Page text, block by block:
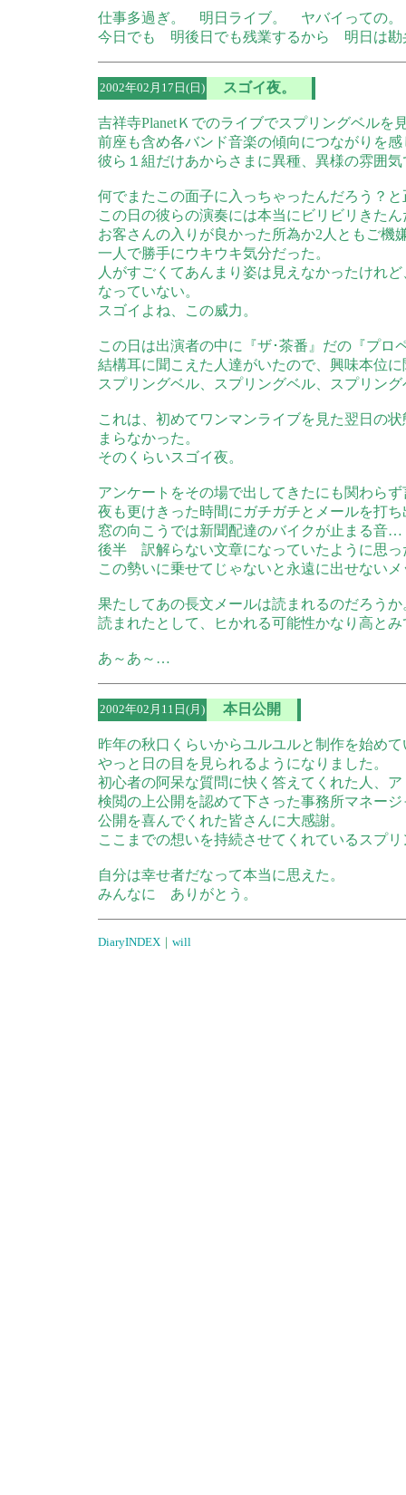
仕事多過ぎ。 明日ライブ。 ヤバイっての。
今日でも 明後日でも残業するから 明日は勘
2002年02月17日(日) スゴイ夜。
吉祥寺PlanetＫでのライブでスプリングベルを
前座も含め各バンド音楽の傾向につながりを感
彼ら１組だけあからさまに異種、異様の雰囲
何でまたこの面子に入っちゃったんだろう？
この日の彼らの演奏には本当にビリビリきたん
お客さんの入りが良かった所為か2人ともご機
一人で勝手にウキウキ気分だった。
人がすごくてあんまり姿は見えなかったけれ
なっていない。
スゴイよね、この威力。
この日は出演者の中に『ザ･茶番』だの『プロ
結構耳に聞こえた人達がいたので、興味本位
スプリングベル、スプリングベル、スプリング
これは、初めてワンマンライブを見た翌日の
まらなかった。
そのくらいスゴイ夜。
アンケートをその場で出してきたにも関わら
夜も更けきった時間にガチガチとメールを打
窓の向こうでは新聞配達のバイクが止まる音
後半 訳解らない文章になっていたように思っ
この勢いに乗せてじゃないと永遠に出せない
果たしてあの長文メールは読まれるのだろうか
読まれたとして、ヒかれる可能性かなり高と
あ～あ～…
2002年02月11日(月) 本日公開
昨年の秋口くらいからユルユルと制作を始め
やっと日の目を見られるようになりました。
初心者の阿呆な質問に快く答えてくれた人、
検閲の上公開を認めて下さった事務所マネー
公開を喜んでくれた皆さんに大感謝。
ここまでの想いを持続させてくれているスプ
自分は幸せ者だなって本当に思えた。
みんなに ありがとう。
DiaryINDEX｜ will